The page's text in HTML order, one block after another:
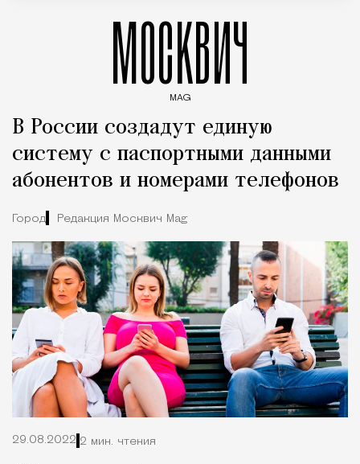
МОСКВИЧ
MAG
В России создадут единую
систему с паспортными данными
абонентов и номерами телефонов
Город Редакция Москвич Mag
29.08.2022 2 мин. чтения